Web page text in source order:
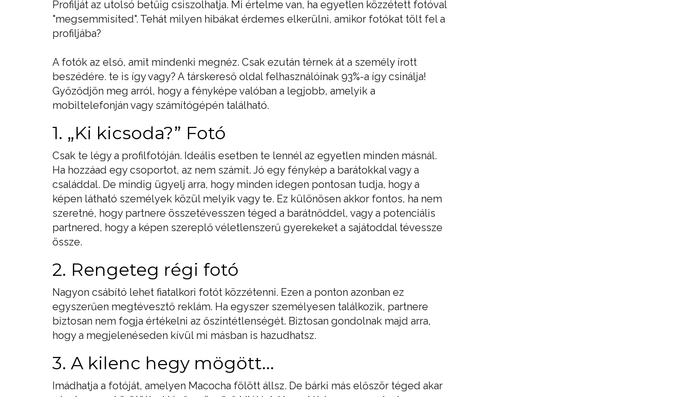
Profilját az utolsó betűig csiszolhatja. Mi értelme van, ha egyetlen közzétett fotóval
"megsemmisíted". Tehát milyen hibákat érdemes elkerülni, amikor fotókat tölt fel a
profiljába?
A fotók az első, amit mindenki megnéz. Csak ezután térnek át a személy írott
beszédére. te is így vagy? A társkereső oldal felhasználóinak 93%-a így csinálja!
Győződjön meg arról, hogy a fényképe valóban a legjobb, amelyik a
mobiltelefonján vagy számítógépén található.
1. „Ki kicsoda?” Fotó
Csak te légy a profilfotóján. Ideális esetben te lennél az egyetlen minden másnál.
Ha hozzáad egy csoportot, az nem számít. Jó egy fénykép a barátokkal vagy a
családdal. De mindig ügyelj arra, hogy minden idegen pontosan tudja, hogy a
képen látható személyek közül melyik vagy te. Ez különösen akkor fontos, ha nem
szeretné, hogy partnere összetévesszen téged a barátnőddel, vagy a potenciális
partnered, hogy a képen szereplő véletlenszerű gyerekeket a sajátoddal tévessze
össze.
2. Rengeteg régi fotó
Nagyon csábító lehet fiatalkori fotót közzétenni. Ezen a ponton azonban ez
egyszerűen megtévesztő reklám. Ha egyszer személyesen találkozik, partnere
biztosan nem fogja értékelni az őszintétlenségét. Biztosan gondolnak majd arra,
hogy a megjelenéseden kívül mi másban is hazudhatsz.
3. A kilenc hegy mögött...
Imádhatja a fotóját, amelyen Macocha fölött állsz. De bárki más először téged akar